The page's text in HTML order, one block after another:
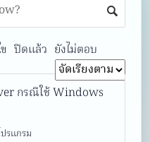
ปิดแล้ว ยังไม่ตอบ
กรณีใช้ Windows
ปรแกรม